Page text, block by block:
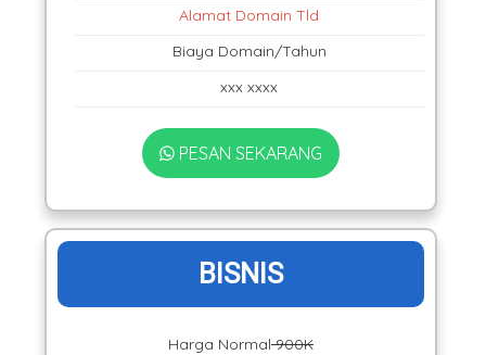
Alamat Domain Tld
Biaya Domain/Tahun
xxx xxxx
PESAN SEKARANG
BISNIS
Harga Normal900K